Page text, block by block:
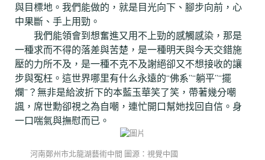
與目標地。我們能做的，就是目光向下、腳步向前，心
中果斷、手上用勁。
我們能領會到想奮進又用不上勁的感觸感染，那是
一種求而不得的落差與苦楚，是一種明天與今天交錯施
壓的力所不及，是一種不克不及謝絕卻又不想接收的讓
步與冤枉。這世界哪里有什么永遠的“佛系”“躺平”“擺
爛”？無非是給波折下的本藍玉華笑了笑，帶著幾分嘲
諷，席世勳卻視之為自嘲，連忙開口幫她找回自信。身
一口喘氣與撫慰而已。
河南鄭州市北龍湖藝術中間 圖源：視覺中國